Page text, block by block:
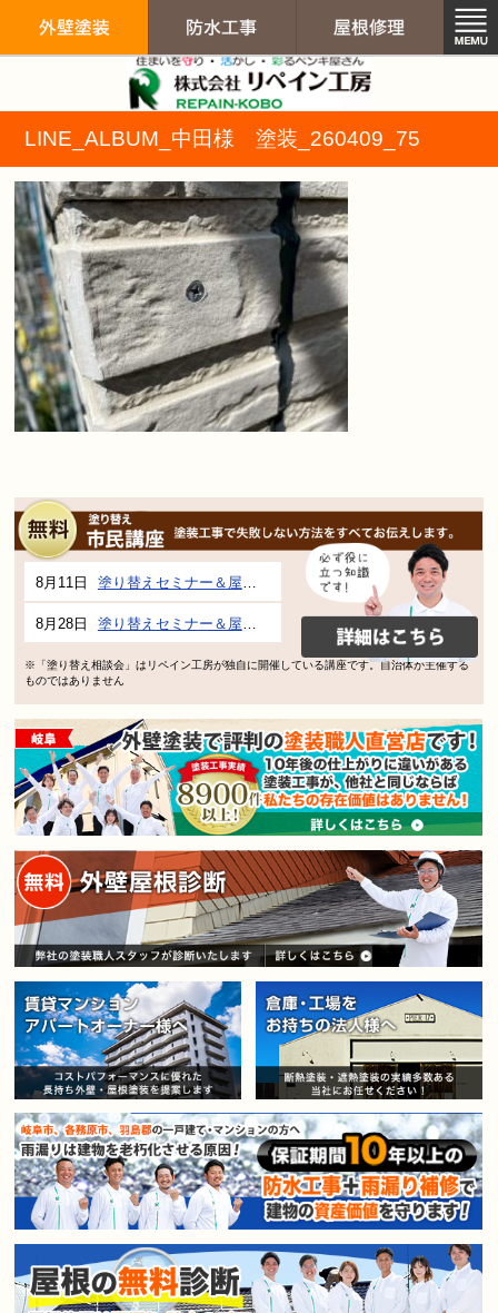
LINE_ALBUM_中田様 塗装_260409_75
8月11日 塗り替えセミナー＆屋根、外壁の塗り替え市民講座 inぎふメディアコスモス
8月28日 塗り替えセミナー＆屋根、外壁の塗り替え市民講座 inぎふメディアコスモス
※「塗り替え相談会」はリペイン工房が独自に開催している講座です。自治体が主催する
ものではありません
賃貸マンション・アパートオー